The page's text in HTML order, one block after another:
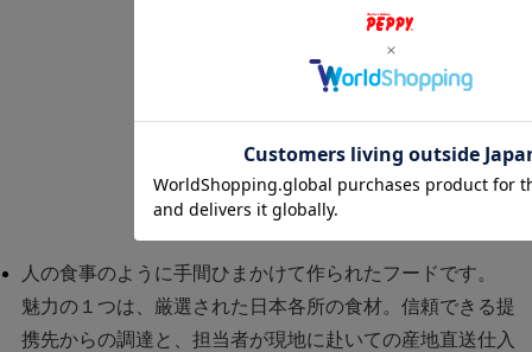
人の食事のように手間ひまかけて作られたフードです。
魅力の１つは、厳選された日本各所の食材。信頼できる提
携先からの調達と、担当者が現地に赴いての産地直送仕入